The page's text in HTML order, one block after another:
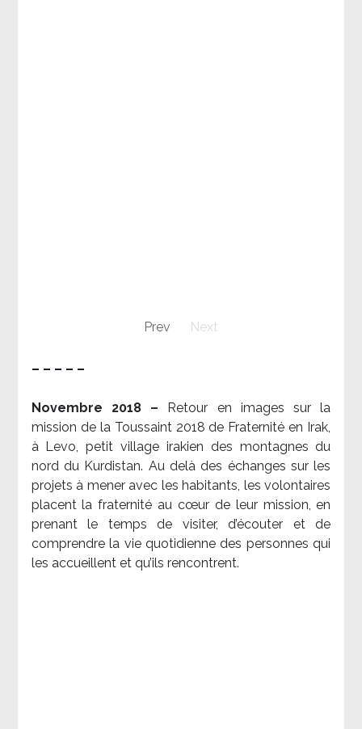
Prev Next
– – – – –
Novembre 2018 –
Retour en images sur la
mission de la Toussaint 2018 de Fraternité en Irak,
à Levo, petit village irakien des montagnes du
nord du Kurdistan. Au delà des échanges sur les
projets à mener avec les habitants, les volontaires
placent la fraternité au cœur de leur mission, en
prenant le temps de visiter, d’écouter et de
comprendre la vie quotidienne des personnes qui
les accueillent et qu’ils rencontrent.